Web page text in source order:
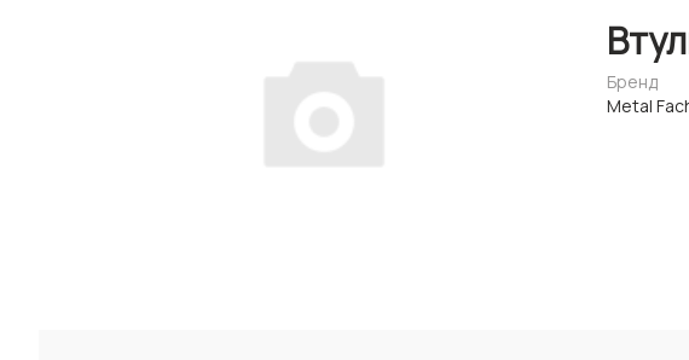
Бренд
Metal